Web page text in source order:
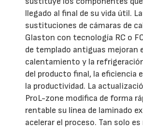
llegado al final de su vida útil.
sustituciones de cámaras de
Glaston con tecnología RC o
de templado antiguas mejoran
calentamiento y la
del producto final, la eficiencia
la productividad. La
ProL-zone modifica de forma
rentable su línea de laminado
acelerar el proceso. Tan solo